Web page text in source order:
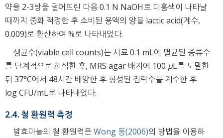
약을 2-3방울 떨어뜨린 다음 0.1 N NaOH로 미홍색이 나타날
때까지 중화 적정한 후 소비된 용액의 양을 lactic acid(계수,
0.009)로 환산하여 %로 나타내었다.
생균수(viable cell counts)는 시료 0.1 mL에 멸균된 증류수
를 단계적으로 희석한 후, MRS agar 배지에 100 μL를 도말한
뒤 37°C에서 48시간 배양한 후 형성된 집락수를 계수한 후
log CFU/mL로 나타내었다.
2.4. 철 환원력 측정
발효마늘의 철 환원력은Wong 등(2006)의 방법을 이용하